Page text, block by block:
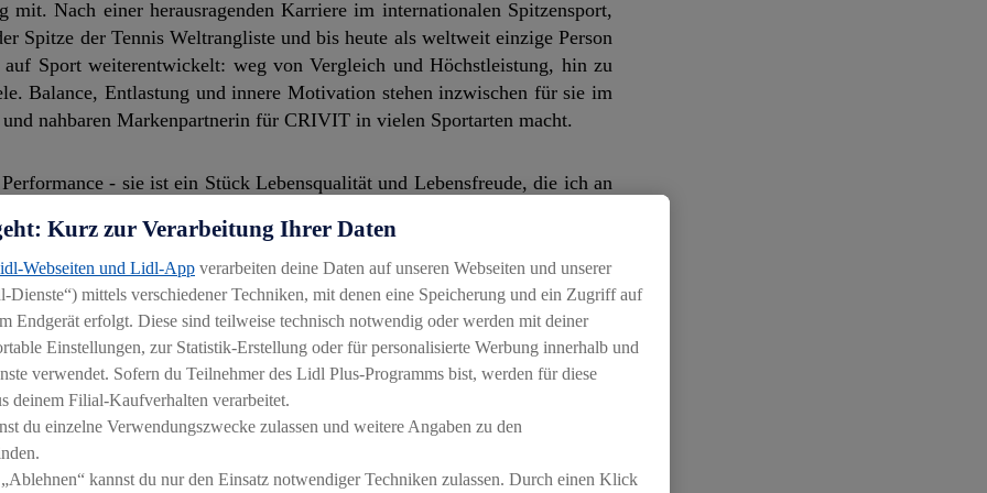
Nach einer herausragenden Karriere im internationalen Spitzensport,
Spitze der Tennis Weltrangliste und bis heute als weltweit einzige Person
Sport weiterentwickelt: weg von Vergleich und Höchstleistung, hin zu
Balance, Entlastung und innere Motivation stehen inzwischen für sie im
nahbaren Markenpartnerin für CRIVIT in vielen Sportarten macht.
- sie ist ein Stück Lebensqualität und Lebensfreude, die ich an
mit CRIVIT, Lidl und der Schwarz Gruppe liegt mir deshalb
Bewegung für wirklich jeden zugänglich sein sollte. CRIVIT bietet mit
besten Preis. So hat jeder die Chance, sich sportlich auszuprobieren und
aktiver, gesunder Alltag in das eigene Leben bringt“, sagt Stefanie Graf.
und inklusiven Ansatz. Die Marke richtet sich mit ihrem qualitativ
an Menschen jeden Alters und Aktivitätslevels und bietet sowohl
Dabei setzt CRIVIT in der aktuellen Kampagne den Fokus auf
Teamsport und will damit Menschen motivieren, sich auszuprobieren und
Kurz zur Verarbeitung Ihrer Daten
Webseiten und Lidl-App verarbeiten deine Daten auf unseren Webseiten und unserer
Dienste“) mittels verschiedener Techniken, mit denen eine Speicherung und ein Zugriff auf
Endgerät erfolgt. Diese sind teilweise technisch notwendig oder werden mit deiner
Einstellungen, zur Statistik-Erstellung oder für personalisierte Werbung innerhalb und
verwendet. Sofern du Teilnehmer des Lidl Plus-Programms bist, werden für diese
deinem Filial-Kaufverhalten verarbeitet.
du einzelne Verwendungszwecke zulassen und weitere Angaben zu den
kannst du nur den Einsatz notwendiger Techniken zulassen. Durch einen Klick